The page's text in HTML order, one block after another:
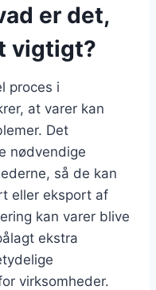
er det,
vigtigt?
proces i
at varer kan
Det
nødvendige
så de kan
eller eksport af
kan varer blive
ekstra
virksomheder.